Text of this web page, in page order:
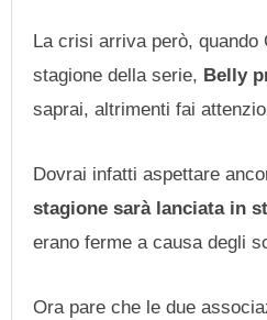
La crisi arriva però,
stagione della serie, Belly
saprai, altrimenti fai
Dovrai infatti aspettare
stagione sarà lanciata in
erano ferme a causa degli
Ora pare che le due